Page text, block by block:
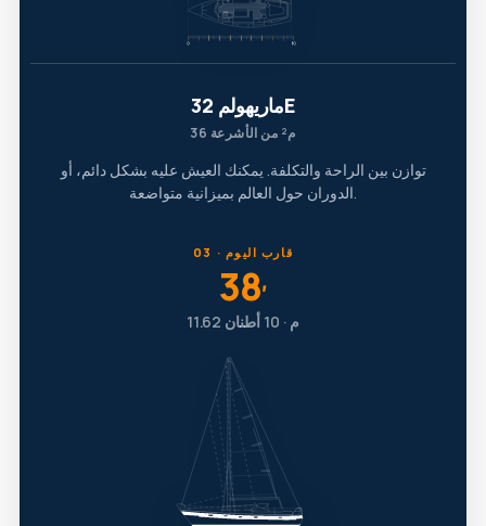
ماريهولم 32E
36 م² من الأشرعة
توازن بين الراحة والتكلفة. يمكنك العيش عليه بشكل دائم، أو
الدوران حول العالم بميزانية متواضعة.
03 · قارب اليوم
38′
11.62 م · 10 أطنان